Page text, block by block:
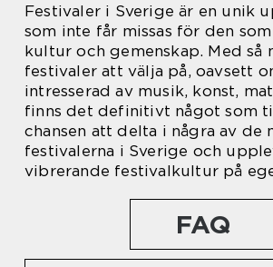
Festivaler i Sverige är en unik
som inte får missas för den
kultur och gemenskap. Med så
festivaler att välja på, oavsett
intresserad av musik, konst,
finns det definitivt något som
chansen att delta i några av de
festivalerna i Sverige och
vibrerande festivalkultur på
FAQ